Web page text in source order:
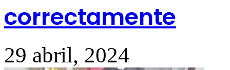
correctamente
29 abril, 2024